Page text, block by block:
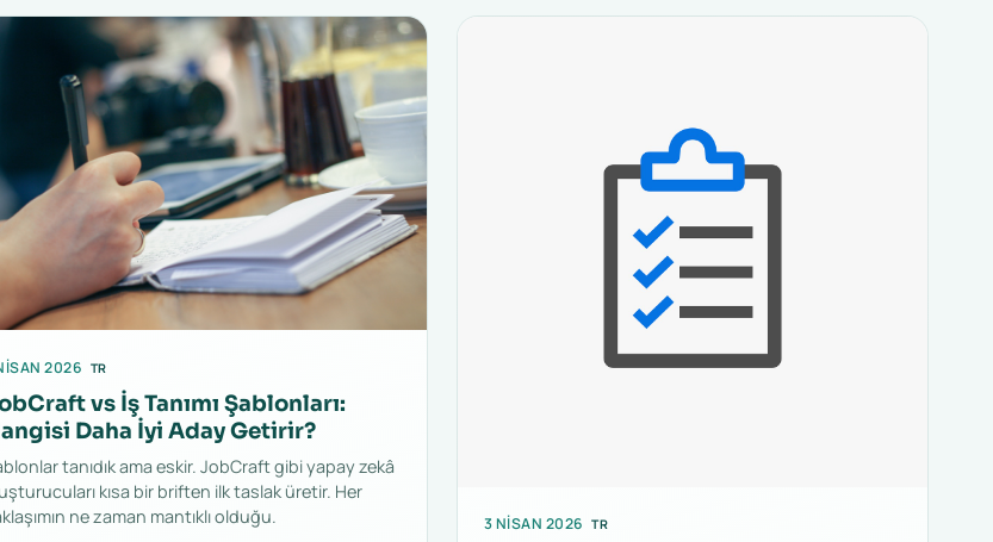
2026 TR
vs İş Tanımı Şablonları:
Daha İyi Aday Getirir?
tanıdık ama eskir. JobCraft gibi yapay zekâ
kısa bir briften ilk taslak üretir. Her
ne zaman mantıklı olduğu.
3 NISAN 2026 TR